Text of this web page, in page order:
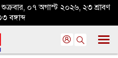
০৭ অগাস্ট ২০২৬, ২৩ শ্রাবণ
বঙ্গাব্দ